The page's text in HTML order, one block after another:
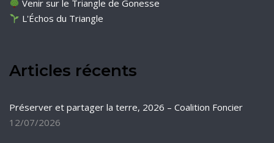
Venir sur le Triangle de Gonesse
L'Échos du Triangle
Articles récents
Préserver et partager la terre, 2026 – Coalition Foncier
12/07/2026